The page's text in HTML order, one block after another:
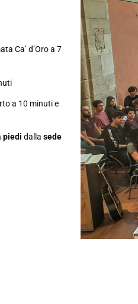
Ca’ d’Oro a 7
a 10 minuti e
piedi dalla sede